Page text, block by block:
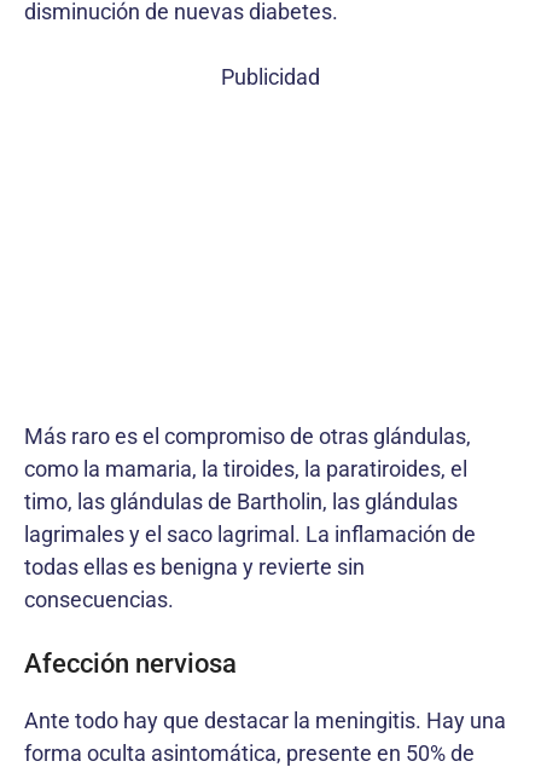
disminución de nuevas diabetes.
Publicidad
Más raro es el compromiso de otras glándulas,
como la mamaria, la tiroides, la paratiroides, el
timo, las glándulas de Bartholin, las glándulas
lagrimales y el saco lagrimal. La inflamación de
todas ellas es benigna y revierte sin
consecuencias.
Afección nerviosa
Ante todo hay que destacar la meningitis. Hay una
forma oculta asintomática, presente en 50% de